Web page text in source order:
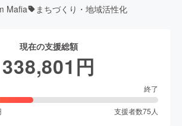
Mafia まちづくり・地域活性化
現在の支援総額
338,801 円
終了
支援者数75 人